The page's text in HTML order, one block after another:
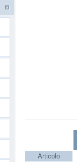
Articolo